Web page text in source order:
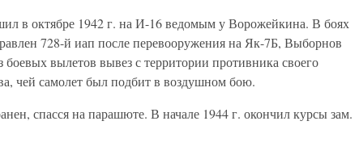
в октябре 1942 г. на И-16 ведомым у Ворожейкина. В боях
728-й иап после перевооружения на Як-7Б, Выборнов
вылетов вывез с территории противника своего
чей самолет был подбит в воздушном бою.
спасся на парашюте. В начале 1944 г. окончил курсы зам.